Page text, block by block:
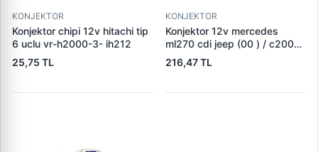
KONJEKTOR
Konjektor chipi 12v hitachi tip
6 uclu vr-h2000-3- ih212
25,75 TL
KONJEKTOR
Konjektor 12v mercedes
ml270 cdi jeep (00 ) / c200
c220cdi (su sogutmali alt,)
(vr b257) 235528
216,47 TL